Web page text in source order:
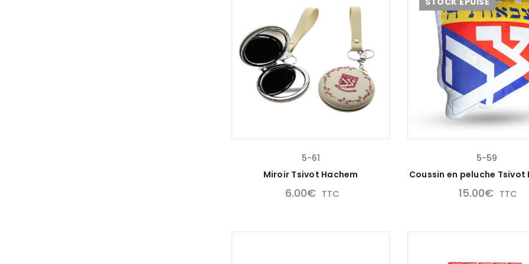
5-61
Miroir Tsivot Hachem
6.00€ TTC
5-59
Coussin en peluche Tsivot
15.00€ TTC